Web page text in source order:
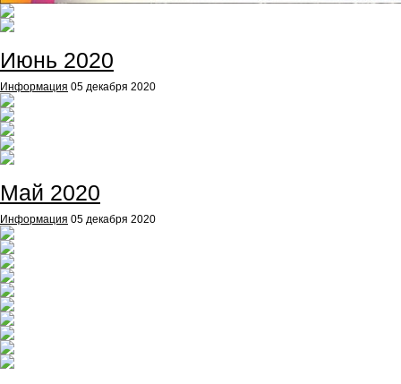
Июнь 2020
Информация 05 декабря 2020
Май 2020
Информация 05 декабря 2020